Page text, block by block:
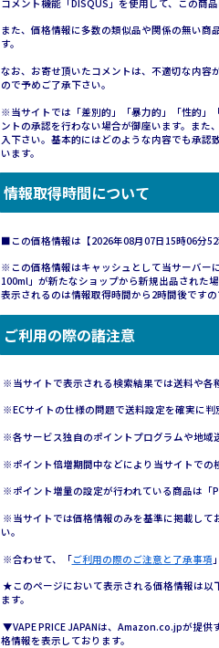
コメント機能「DISQUS」を使用して、この商
また、価格情報に多数の類似品や関係の無い商
す。
なお、お寄せ頂いたコメントは、不適切な内容
ので予めご了承下さい。
※当サイトでは「差別的」「暴力的」「性的」
ントの承認を行わない場合が御座います。ま
入下さい。基本的にはどのような内容でも承
います。
情報取得時間について
■この価格情報は【2026年08月07日15時06分52
※この価格情報はキャッシュとして当サーバー
100ml」が新たなショップから新規出品された
表示されるのは情報取得時間から2時間後ですの
ご利用の際の諸注意
※当サイトで表示される検索結果では送料や各
※ECサイトの仕様の問題で送料設定を確実に判
※各サービス独自のポイントプログラムや地域
※ポイント倍増期間中などにより当サイトでの
※ポイント増量の設定が行われている商品は「
※当サイトでは価格情報のみを基準に掲載して
い。
※合わせて、「ご利用の際のご注意と了承事項
★このページにおいて表示される価格情報は以
ます。
▼VAPE PRICE JAPANは、Amazon.co.jpが提
格情報を表示しております。